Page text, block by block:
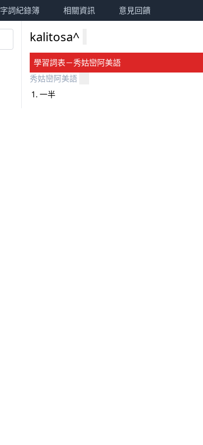
字詞紀錄簿 相關資訊 意見回饋
kalitosa^
學習詞表－秀姑巒阿美語
秀姑巒阿美語
一半